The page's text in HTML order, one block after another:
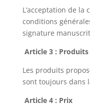
L’acceptation de la
conditions
signature
Article 3 : Produits
Les produits
sont toujours dans
Article 4 : Prix